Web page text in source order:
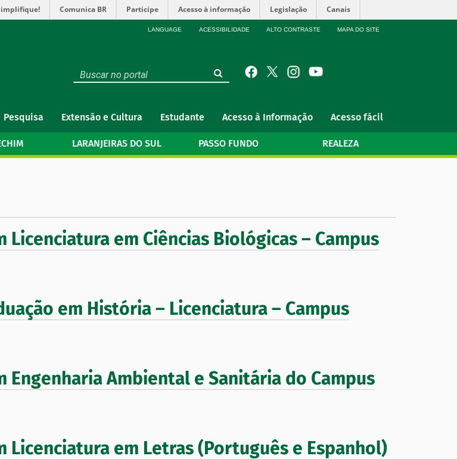
Comunica BR Participe Acesso à informação Legislação Canais
LANGUAGE ACESSIBILIDADE ALTO CONTRASTE MAPA DO SITE
Pesquisa Extensão e Cultura Estudante Acesso à Informação Acesso fácil
LARANJEIRAS DO SUL PASSO FUNDO REALEZA
Licenciatura em Ciências Biológicas – Campus
em História – Licenciatura – Campus
Engenharia Ambiental e Sanitária do Campus
Licenciatura em Letras (Português e Espanhol)